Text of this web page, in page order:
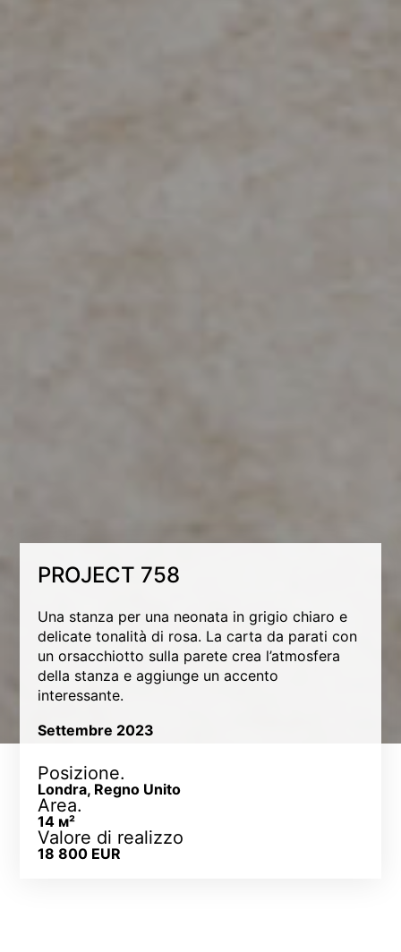
PROJECT 758
Una stanza per una neonata in grigio chiaro e
delicate tonalità di rosa. La carta da parati con
un orsacchiotto sulla parete crea l’atmosfera
della stanza e aggiunge un accento
interessante.
Settembre 2023
Posizione.
Londra, Regno Unito
Area.
14 м²
Valore di realizzo
18 800 EUR